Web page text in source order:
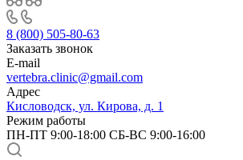
8 (800) 505-80-63
Заказать звонок
E-mail
vertebra.clinic@gmail.com
Адрес
Кисловодск, ул. Кирова, д. 1
Режим работы
ПН-ПТ 9:00-18:00 СБ-ВС 9:00-16:00